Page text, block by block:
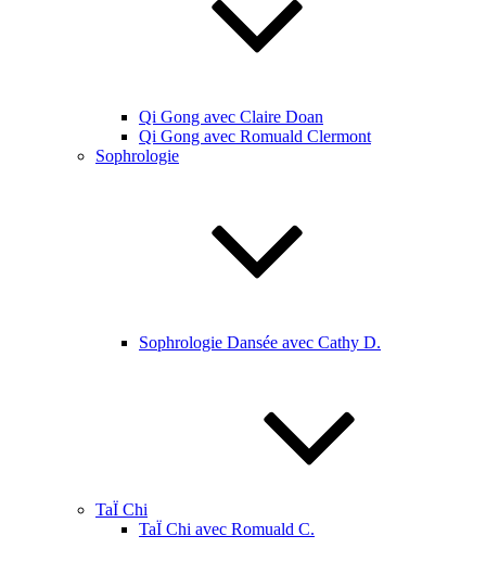
Qi Gong avec Claire Doan
Qi Gong avec Romuald Clermont
Sophrologie
Sophrologie Dansée avec Cathy D.
TaÏ Chi
TaÏ Chi avec Romuald C.